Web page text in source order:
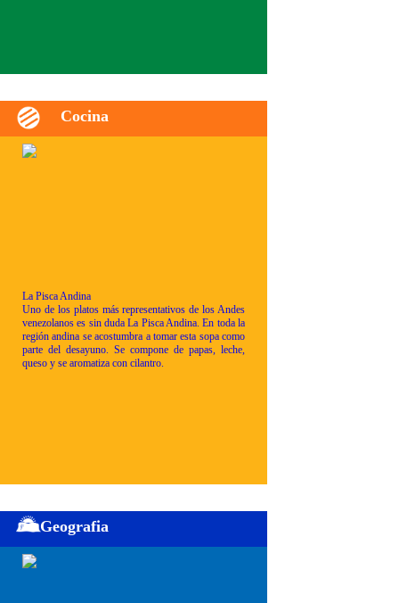
Cocina
La Pisca Andina
Uno de los platos más representativos de los Andes
venezolanos es sin duda La Pisca Andina. En toda la
región andina se acostumbra a tomar esta sopa como
parte del desayuno. Se compone de papas, leche,
queso y se aromatiza con cilantro.
Geografia